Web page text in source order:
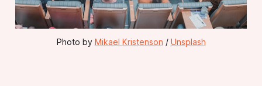
Photo by Mikael Kristenson / Unsplash